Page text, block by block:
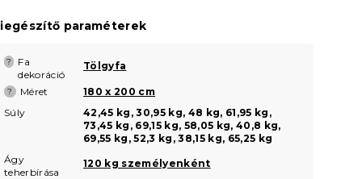
paraméterek
?
Fa
dekoráció
Tölgyfa
? Méret
180 x 200 cm
Súly
42,45 kg, 30,95 kg, 48 kg, 61,95 kg,
73,45 kg, 69,15 kg, 58,05 kg, 40,8 kg,
69,55 kg, 52,3 kg, 38,15 kg, 65,25 kg
Ágy
teherbírása
120 kg személyenként